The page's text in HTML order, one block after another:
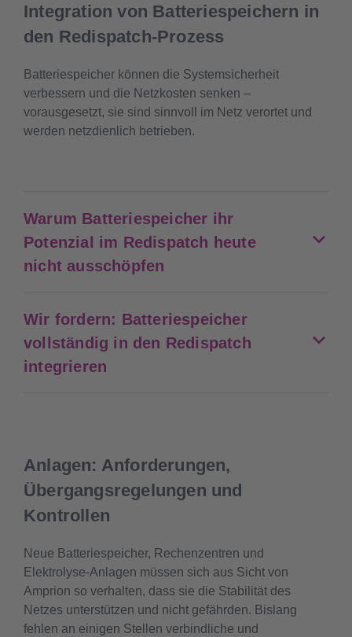
Integration von Batteriespeichern in
den Redispatch-Prozess
Batteriespeicher können die Systemsicherheit
verbessern und die Netzkosten senken –
vorausgesetzt, sie sind sinnvoll im Netz verortet und
werden netzdienlich betrieben.
Warum Batteriespeicher ihr
Potenzial im Redispatch heute
nicht ausschöpfen
Wir fordern: Batteriespeicher
vollständig in den Redispatch
integrieren
Anlagen: Anforderungen,
Übergangsregelungen und
Kontrollen
Neue Batteriespeicher, Rechenzentren und
Elektrolyse-Anlagen müssen sich aus Sicht von
Amprion so verhalten, dass sie die Stabilität des
Netzes unterstützen und nicht gefährden. Bislang
fehlen an einigen Stellen verbindliche und